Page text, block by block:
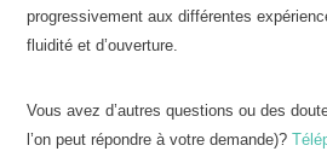
progressivement aux différentes
fluidité et d’ouverture.
Vous avez d’autres questions ou des
l’on peut répondre à votre demande)?